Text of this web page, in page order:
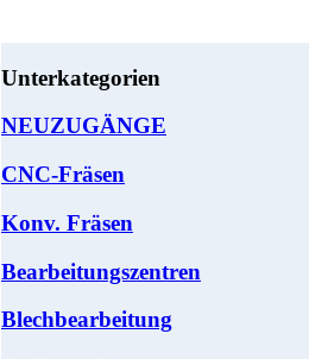
Unterkategorien
NEUZUGÄNGE
CNC-Fräsen
Konv. Fräsen
Bearbeitungszentren
Blechbearbeitung